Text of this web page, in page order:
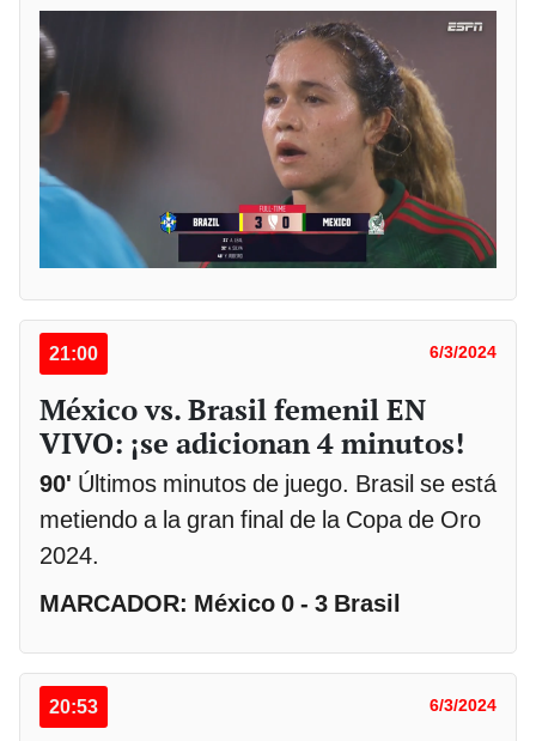
21:00 6/3/2024
México vs. Brasil femenil EN
VIVO: ¡se adicionan 4 minutos!
90' Últimos minutos de juego. Brasil se está
metiendo a la gran final de la Copa de Oro
2024.
MARCADOR: México 0 - 3 Brasil
20:53 6/3/2024